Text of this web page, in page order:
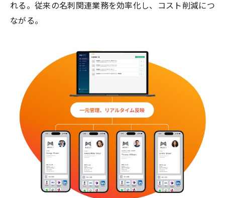
れる。従来の名刺関連業務を効率化し、コスト削減につ
ながる。